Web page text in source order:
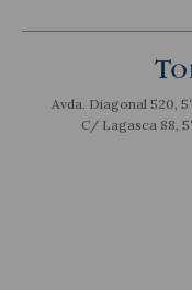
Avda. Diagonal 520,
C/ Lagasca 88,